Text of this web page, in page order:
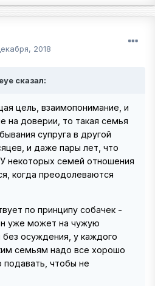
2018
сказал:
цель, взаимопонимание, и
на доверии, то такая семья
супруга в другой
и даже пары лет, что
некоторых семей отношения
когда преодолеваются
по принципу собачек -
уже может на чужую
без осуждения, у каждого
семьям надо все хорошо
подавать, чтобы не